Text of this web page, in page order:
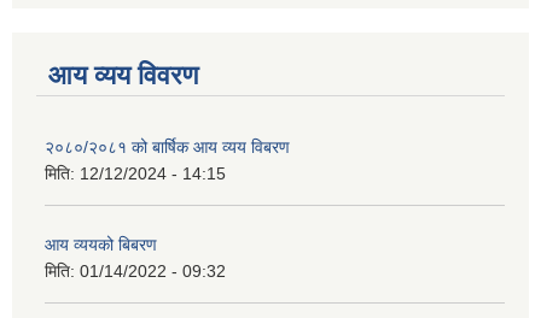
आय व्यय विवरण
२०८०/२०८१ को बार्षिक आय व्यय विबरण
मिति: 12/12/2024 - 14:15
आय व्ययको बिबरण
मिति: 01/14/2022 - 09:32